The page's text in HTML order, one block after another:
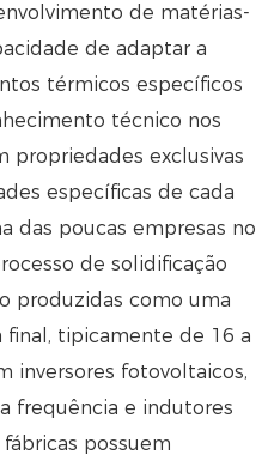
de matérias-
de adaptar a
térmicos específicos
técnico nos
propriedades exclusivas
específicas de cada
das poucas empresas no
de solidificação
produzidas como uma
final, tipicamente de 16 a
inversores fotovoltaicos,
frequência e indutores
possuem